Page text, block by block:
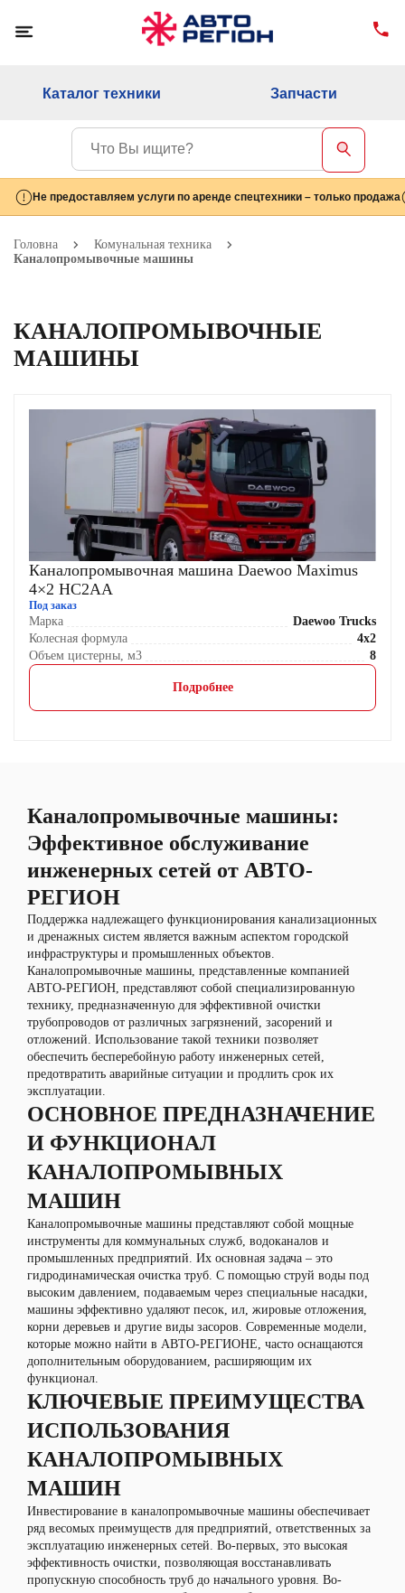
Каталог техники Запчасти
Не предоставляем услуги по аренде спецтехники – только продажа
Головна
Комунальная техника
Каналопромывочные машины
КАНАЛОПРОМЫВОЧНЫЕ
МАШИНЫ
Каналопромывочная машина Daewoo Maximus
4×2 HC2AA
Под заказ
Марка
Daewoo Trucks
Колесная формула
4x2
Объем цистерны, м3
8
Подробнее
Каналопромывочные машины:
Эффективное обслуживание
инженерных сетей от АВТО-
РЕГИОН
Поддержка надлежащего функционирования канализационных
и дренажных систем является важным аспектом городской
инфраструктуры и промышленных объектов.
Каналопромывочные машины, представленные компанией
АВТО-РЕГИОН, представляют собой специализированную
технику, предназначенную для эффективной очистки
трубопроводов от различных загрязнений, засорений и
отложений. Использование такой техники позволяет
обеспечить бесперебойную работу инженерных сетей,
предотвратить аварийные ситуации и продлить срок их
эксплуатации.
ОСНОВНОЕ ПРЕДНАЗНАЧЕНИЕ
И ФУНКЦИОНАЛ
КАНАЛОПРОМЫВНЫХ
МАШИН
Каналопромывочные машины представляют собой мощные
инструменты для коммунальных служб, водоканалов и
промышленных предприятий. Их основная задача – это
гидродинамическая очистка труб. С помощью струй воды под
высоким давлением, подаваемым через специальные насадки,
машины эффективно удаляют песок, ил, жировые отложения,
корни деревьев и другие виды засоров. Современные модели,
которые можно найти в АВТО-РЕГИОНЕ, часто оснащаются
дополнительным оборудованием, расширяющим их
функционал.
КЛЮЧЕВЫЕ ПРЕИМУЩЕСТВА
ИСПОЛЬЗОВАНИЯ
КАНАЛОПРОМЫВНЫХ
МАШИН
Инвестирование в каналопромывочные машины обеспечивает
ряд весомых преимуществ для предприятий, ответственных за
эксплуатацию инженерных сетей. Во-первых, это высокая
эффективность очистки, позволяющая восстанавливать
пропускную способность труб до начального уровня. Во-